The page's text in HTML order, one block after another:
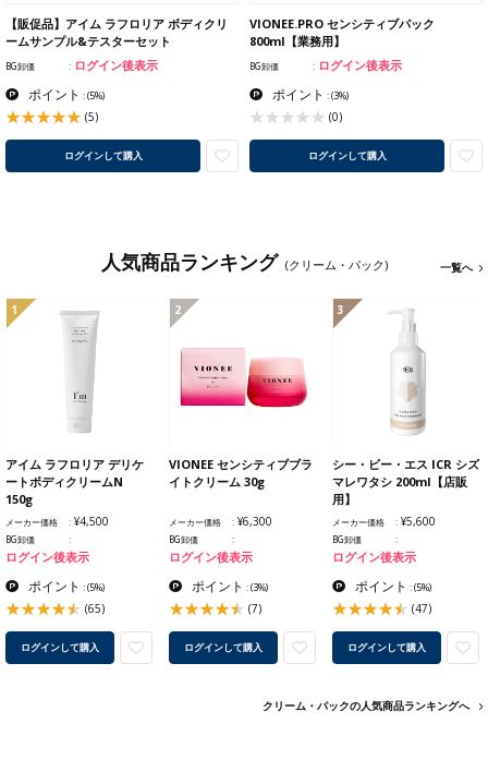
【販促品】アイム ラフロリア ボディクリ
ームサンプル&テスターセット
BG卸価 ログイン後表示
ポイント :(5%)
(5)
ログインして購入
VIONEE.PRO センシティブパック
800ml【業務用】
BG卸価 ログイン後表示
ポイント :(3%)
(0)
ログインして購入
人気商品ランキング (クリーム・パック) 一覧へ
1
アイム ラフロリア デリケ
ートボディクリームN
150g
メーカー価格 ¥4,500
BG卸価
ログイン後表示
ポイント :(5%)
(65)
ログインして購入
2
VIONEE センシティブブラ
イトクリーム 30g
メーカー価格 ¥6,300
BG卸価
ログイン後表示
ポイント :(3%)
(7)
ログインして購入
3
シー・ビー・エス ICR シズ
マレワタシ 200ml【店販
用】
メーカー価格 ¥5,600
BG卸価
ログイン後表示
ポイント :(5%)
(47)
ログインして購入
クリーム・パックの人気商品ランキングへ